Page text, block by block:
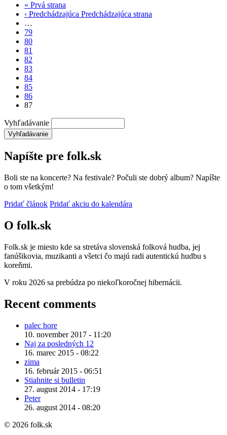
« Prvá strana
‹ Predchádzajúca Predchádzajúca strana
…
79
80
81
82
83
84
85
86
87
Vyhľadávanie
Napíšte pre folk.sk
Boli ste na koncerte? Na festivale? Počuli ste dobrý album? Napíšte
o tom všetkým!
Pridať článok Pridať akciu do kalendára
O folk.sk
Folk.sk je miesto kde sa stretáva slovenská folková hudba, jej
fanúšikovia, muzikanti a všetci čo majú radi autentickú hudbu s
koreňmi.
V roku 2026 sa prebúdza po niekoľkoročnej hibernácii.
Recent comments
palec hore
10. november 2017 - 11:20
Naj za posledných 12
16. marec 2015 - 08:22
zima
16. február 2015 - 06:51
Stiahnite si bulletin
27. august 2014 - 17:19
Peter
26. august 2014 - 08:20
© 2026 folk.sk